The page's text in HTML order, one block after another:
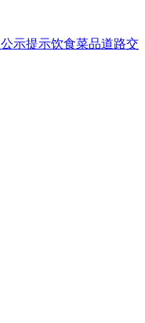
公示提示饮食菜品道路交